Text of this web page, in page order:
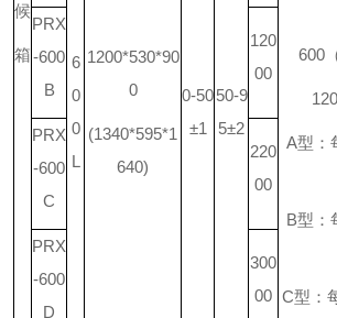
候
箱 600
A型：
B型：
C型：
6
0
0
L
1200*530*90
0
(1340*595*1
640)
0-50
±1
50-9
5±2
PRX
-600
B
120
00
PRX
-600
C
220
00
PRX
-600
D
300
00